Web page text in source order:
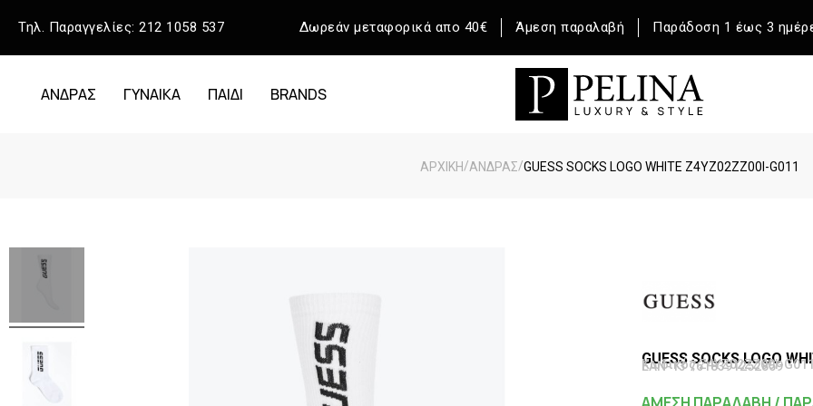
Τηλ. Παραγγελίες: 212 1058 537 Δωρεάν μεταφορικά απο 40€ Άμεση παραλαβή Παράδοση 1 έως 3
ΑΝΔΡΑΣ ΓΥΝΑΙΚΑ ΠΑΙΔΙ BRANDS
ΑΡΧΙΚΉ/ΆΝΔΡΑΣ/GUESS SOCKS LOGO WHITE Z4YZ02ZZ00I-G011
GUESS SOCKS LOGO
Κωδικός Z4YZ02ZZ00I-G011
EAN-13 7618391252859